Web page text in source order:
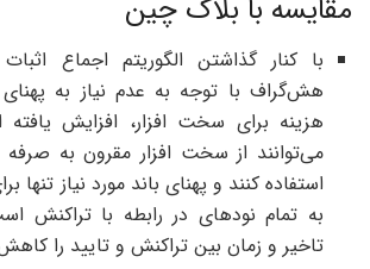
مقایسه با بلاک چین
با کنار گذاشتن الگوریتم اجماع اثبات
هش‌گراف با توجه به عدم نیاز به پهنای
هزینه برای سخت افزار، افزایش یافته
می‌توانند از سخت افزار مقرون به
استفاده کنند و پهنای باند مورد نیاز تنها
به تمام نودهای در رابطه با تراکنش
تاخیر و زمان بین تراکنش و تایید را